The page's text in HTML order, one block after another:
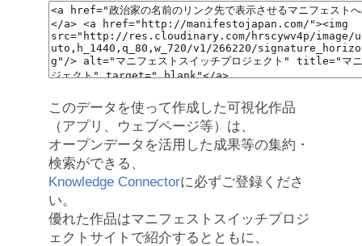
このデータを使って作成した可視化作品
（アプリ、ウェブページ等）は、
オープンデータを活用した成果等の集約・
検索ができる、
Knowledge Connectorに必ずご登録くださ
い。
優れた作品はマニフェストスイッチプロジ
ェクトサイトで紹介するとともに、